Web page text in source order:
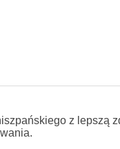
z lepszą